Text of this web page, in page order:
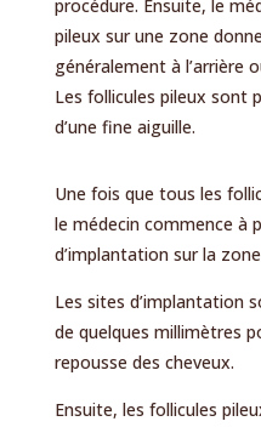
procédure. Ensuite, le
pileux sur une zone
généralement à l’arrière
Les follicules pileux sont
d’une fine aiguille.
Une fois que tous les
le médecin commence à
d’implantation sur la
Les sites d’implantation
de quelques millimètres
repousse des cheveux.
Ensuite, les follicules